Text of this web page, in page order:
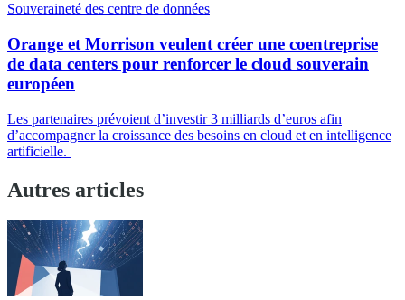
Souveraineté des centre de données
Orange et Morrison veulent créer une coentreprise
de data centers pour renforcer le cloud souverain
européen
Les partenaires prévoient d’investir 3 milliards d’euros afin
d’accompagner la croissance des besoins en cloud et en intelligence
artificielle.
Autres articles